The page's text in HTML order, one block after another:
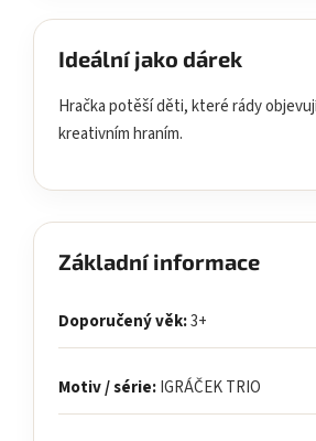
Ideální jako dárek
Hračka potěší děti, které rády
kreativním hraním.
Základní informace
Doporučený věk:3+
Motiv / série:IGRÁČEK TRIO